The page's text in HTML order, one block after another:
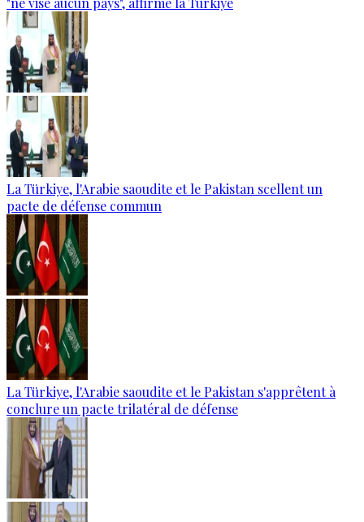
La Türkiye, l'Arabie saoudite et le Pakistan scellent un
pacte de défense commun
La Türkiye, l'Arabie saoudite et le Pakistan s'apprêtent à
conclure un pacte trilatéral de défense